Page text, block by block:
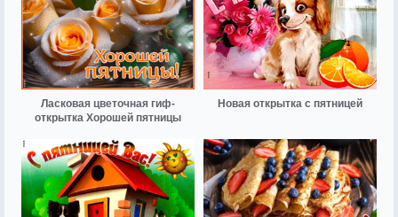
Ласковая цветочная гиф-
открытка Хорошей пятницы
Новая открытка с пятницей